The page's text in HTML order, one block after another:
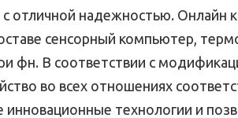
отличной надежностью. Онлайн
сенсорный компьютер,
фн. В соответствии с
во всех отношениях
инновационные технологии и